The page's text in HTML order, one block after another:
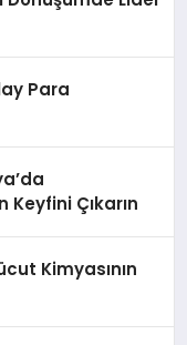
Para
Çıkarın
Kimyasının